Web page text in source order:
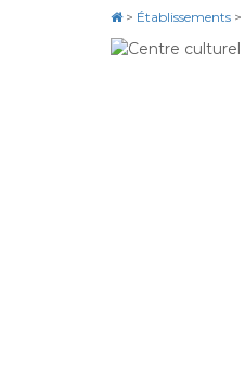
> Établissements >